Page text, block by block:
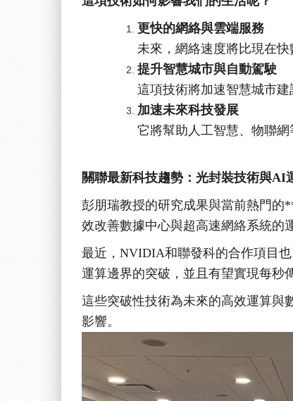
更快的網絡與雲端服務
未來，網絡速度將比現在
提升智慧城市與自動駕駛
這項技術將加速智慧城市
加速未來科技發展
它將幫助人工智慧、物聯
關聯最新科技趨勢：光封裝技術與AI
彭朋瑞教授的研究成果與當前熱門的
效改善數據中心與超高速網絡系統的
最近， NVIDIA和聯發科的合作項目
運算邊界的突破，並且有望實現每秒
這些突破性技術為未來的高效運算與
影響。